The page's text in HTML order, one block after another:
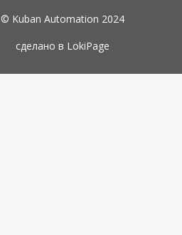
© Kuban Automation 2024
сделано в LokiPage